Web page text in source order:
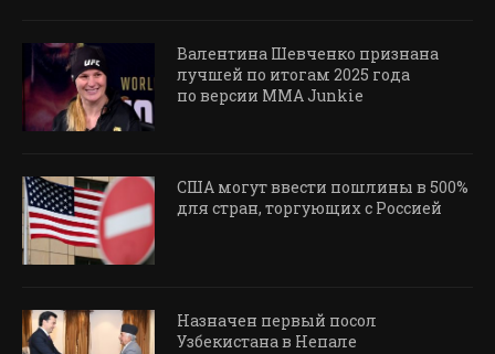
Валентина Шевченко признана
лучшей по итогам 2025 года
по версии MMA Junkie
США могут ввести пошлины в 500%
для стран, торгующих с Россией
Назначен первый посол
Узбекистана в Непале